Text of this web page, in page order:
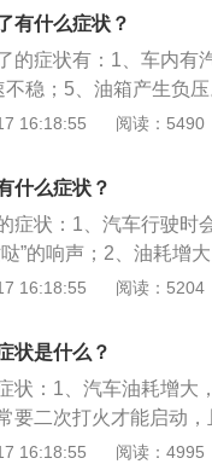
微孔中，防止油蒸气
料输送到发动机。
有什么症状？
的症状有：1、车内有
不稳；5、油箱产生负
污染并同时增加燃油
有气体喷出，则证明
电磁阀损坏；3、加油
4、熄火无法启动，行
16:18:55 阅读：5490
什么症状？
症状：1、汽车行驶时
”的响声；2、油耗增
，经常要二次打火，
放造成空气污染并同
拔下活性碳罐电磁阀
部分，如果能感觉到
16:18:55 阅读：5204
状是什么？
状：1、汽车油耗增大
要二次打火才能启动
体表现为非怠速状态
16:18:55 阅读：4995